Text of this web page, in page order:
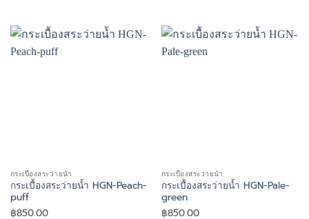
กระเบื้องสระว่ายน้ำ
กระเบื้องสระว่ายน้ำ HGN-Peach-
puff
฿850.00
กระเบื้องสระว่ายน้ำ
กระเบื้องสระว่ายน้ำ HGN-Pale-
green
฿850.00